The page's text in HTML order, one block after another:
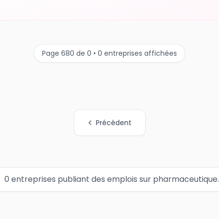
Page 680 de 0 • 0 entreprises affichées
Précédent
0 entreprises publiant des emplois sur